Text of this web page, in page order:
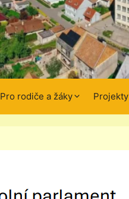
Pro rodiče a žáky Projekty